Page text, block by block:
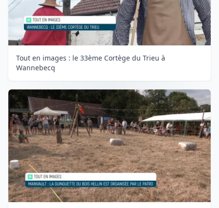
Tout en images : le 33ème Cortège du Trieu à
Wannebecq